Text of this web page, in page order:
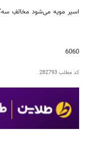
اسیر مویه می‌شود مخالفِ
6060
کد مطلب282793